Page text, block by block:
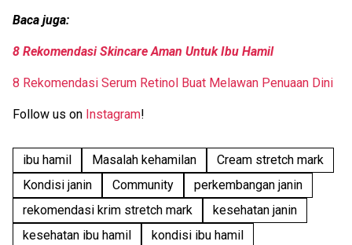
Baca juga:
8 Rekomendasi Skincare Aman Untuk Ibu Hamil
8 Rekomendasi Serum Retinol Buat Melawan Penuaan Dini
Follow us on Instagram!
ibu hamil Masalah kehamilan
Cream stretch mark
Kondisi janin
Community
perkembangan janin
rekomendasi krim stretch mark
kesehatan janin
kesehatan ibu hamil
kondisi ibu hamil